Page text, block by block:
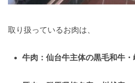
取り扱っているお肉は、
牛肉：仙台牛主体の黒毛和牛・